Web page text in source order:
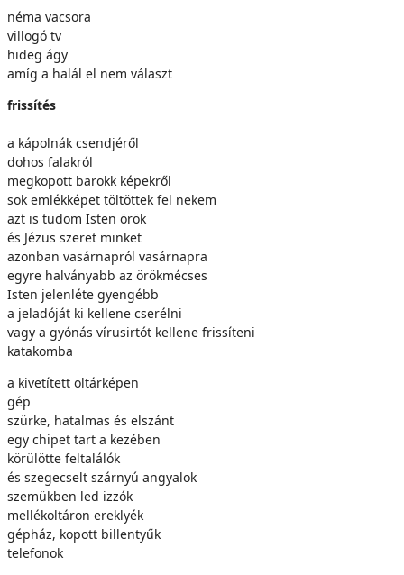
néma vacsora
villogó tv
hideg ágy
amíg a halál el nem választ
frissítés
a kápolnák csendjéről
dohos falakról
megkopott barokk képekről
sok emlékképet töltöttek fel nekem
azt is tudom Isten örök
és Jézus szeret minket
azonban vasárnapról vasárnapra
egyre halványabb az örökmécses
Isten jelenléte gyengébb
a jeladóját ki kellene cserélni
vagy a gyónás vírusirtót kellene frissíteni
katakomba
a kivetített oltárképen
gép
szürke, hatalmas és elszánt
egy chipet tart a kezében
körülötte feltalálók
és szegecselt szárnyú angyalok
szemükben led izzók
mellékoltáron ereklyék
gépház, kopott billentyűk
telefonok